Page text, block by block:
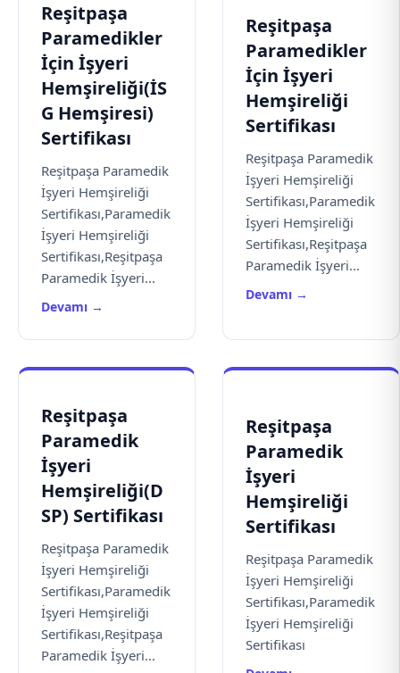
Reşitpaşa
Paramedikler
İçin İşyeri
Hemşireliği(İS
G Hemşiresi)
Sertifikası
Reşitpaşa Paramedik
İşyeri Hemşireliği
Sertifikası,Paramedik
İşyeri Hemşireliği
Sertifikası,Reşitpaşa
Paramedik İşyeri...
Devamı →
Reşitpaşa
Paramedikler
İçin İşyeri
Hemşireliği
Sertifikası
Reşitpaşa Paramedik
İşyeri Hemşireliği
Sertifikası,Paramedik
İşyeri Hemşireliği
Sertifikası,Reşitpaşa
Paramedik İşyeri...
Devamı →
Reşitpaşa
Paramedik
İşyeri
Hemşireliği(D
SP) Sertifikası
Reşitpaşa Paramedik
İşyeri Hemşireliği
Sertifikası,Paramedik
İşyeri Hemşireliği
Sertifikası,Reşitpaşa
Paramedik İşyeri...
Reşitpaşa
Paramedik
İşyeri
Hemşireliği
Sertifikası
Reşitpaşa Paramedik
İşyeri Hemşireliği
Sertifikası,Paramedik
İşyeri Hemşireliği
Sertifikası